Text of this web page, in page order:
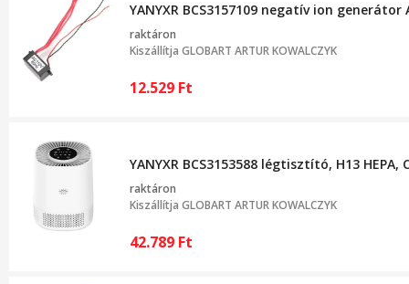
YANYXR BCS3157109 negatív ion
raktáron
Kiszállítja GLOBART ARTUR KOWALCZYK
12.529 Ft
YANYXR BCS3153588 légtisztító, H13
raktáron
Kiszállítja GLOBART ARTUR KOWALCZYK
42.789 Ft